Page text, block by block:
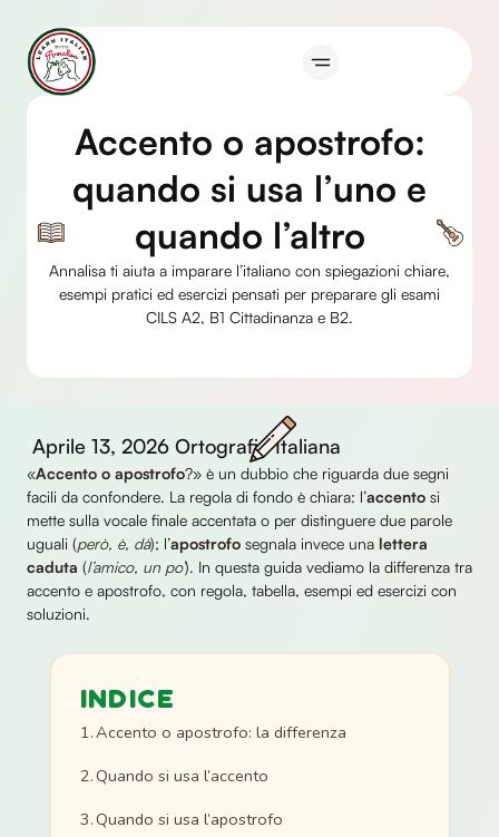
contenuto
Accento o apostrofo:
quando si usa l’uno e
quando l’altro
Annalisa ti aiuta a imparare l’italiano con spiegazioni chiare,
esempi pratici ed esercizi pensati per preparare gli esami
CILS A2, B1 Cittadinanza e B2.
Aprile 13, 2026 Ortografia Italiana
«Accento o apostrofo?» è un dubbio che riguarda due segni
facili da confondere. La regola di fondo è chiara: l’accento si
mette sulla vocale finale accentata o per distinguere due parole
uguali (però, è, dà); l’apostrofo segnala invece una lettera
caduta (l’amico, un po’). In questa guida vediamo la differenza tra
accento e apostrofo, con regola, tabella, esempi ed esercizi con
soluzioni.
INDICE
Accento o apostrofo: la differenza
Quando si usa l’accento
Quando si usa l’apostrofo